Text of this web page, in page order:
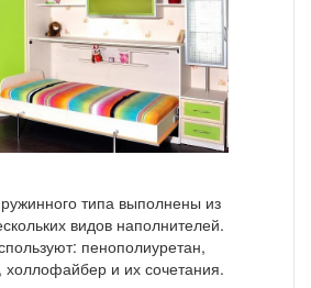
типа выполнены из
видов наполнителей.
пенополиуретан,
холлофайбер и их сочетания.